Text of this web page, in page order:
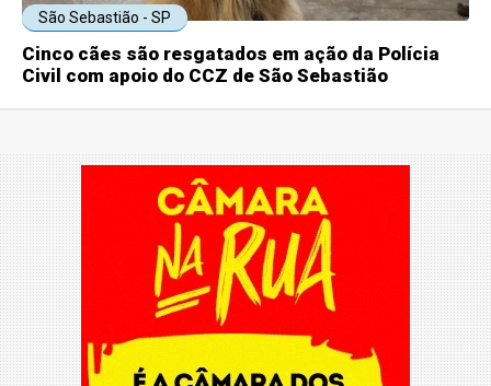
São Sebastião - SP
Cinco cães são resgatados em ação da Polícia
Civil com apoio do CCZ de São Sebastião